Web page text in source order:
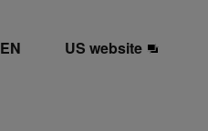
EN US website